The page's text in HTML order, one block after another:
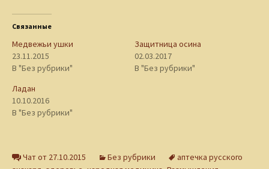
Связанные
Медвежьи ушки
23.11.2015
В "Без рубрики"
Защитница осина
02.03.2017
В "Без рубрики"
Ладан
10.10.2016
В "Без рубрики"
Чат от 27.10.2015 Без рубрики
аптечка русского